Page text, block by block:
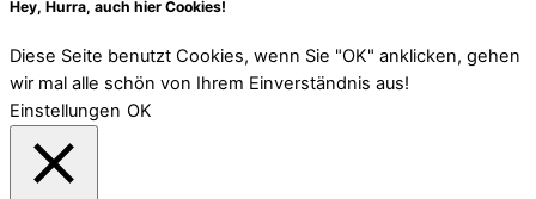
Hey, Hurra, auch hier Cookies!
Diese Seite benutzt Cookies, wenn Sie "OK" anklicken, gehen
wir mal alle schön von Ihrem Einverständnis aus!
Einstellungen OK